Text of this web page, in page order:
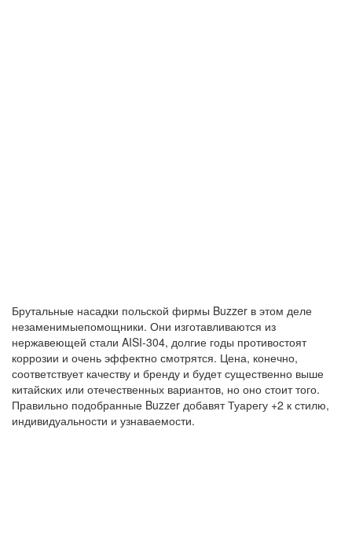
Брутальные насадки польской фирмы Buzzer в этом деле
незаменимыепомощники. Они изготавливаются из
нержавеющей стали AISI-304, долгие годы противостоят
коррозии и очень эффектно смотрятся. Цена, конечно,
соответствует качеству и бренду и будет существенно выше
китайских или отечественных вариантов, но оно стоит того.
Правильно подобранные Buzzer добавят Туарегу +2 к стилю,
индивидуальности и узнаваемости.